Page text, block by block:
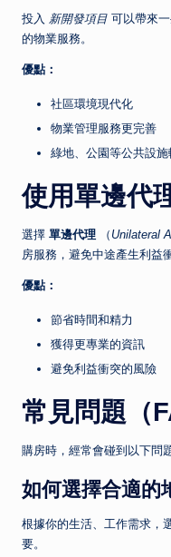
投入 新開發項目 可以帶來
的物業服務。
優點：
社區環境現代化
物業管理服務更完善
綠地、公園等公共設施
使用單邊代
選擇 單邊代理 （ Unilateral
房服務，避免中途產生利益
優點：
節省時間和精力
獲得更專業的資訊
避免利益衝突的風險
常見問題（
購房時，經常會碰到以下問
如何選擇合適的
根據你的生活、工作需求，
要。